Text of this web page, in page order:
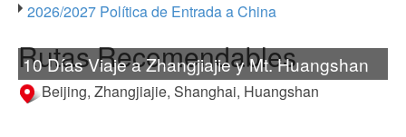
2026/2027 Política de Entrada a China
Rutas Recomendables
10 Días Viaje a Zhangjiajie y Mt. Huangshan
Beijing, Zhangjiajie, Shanghai, Huangshan